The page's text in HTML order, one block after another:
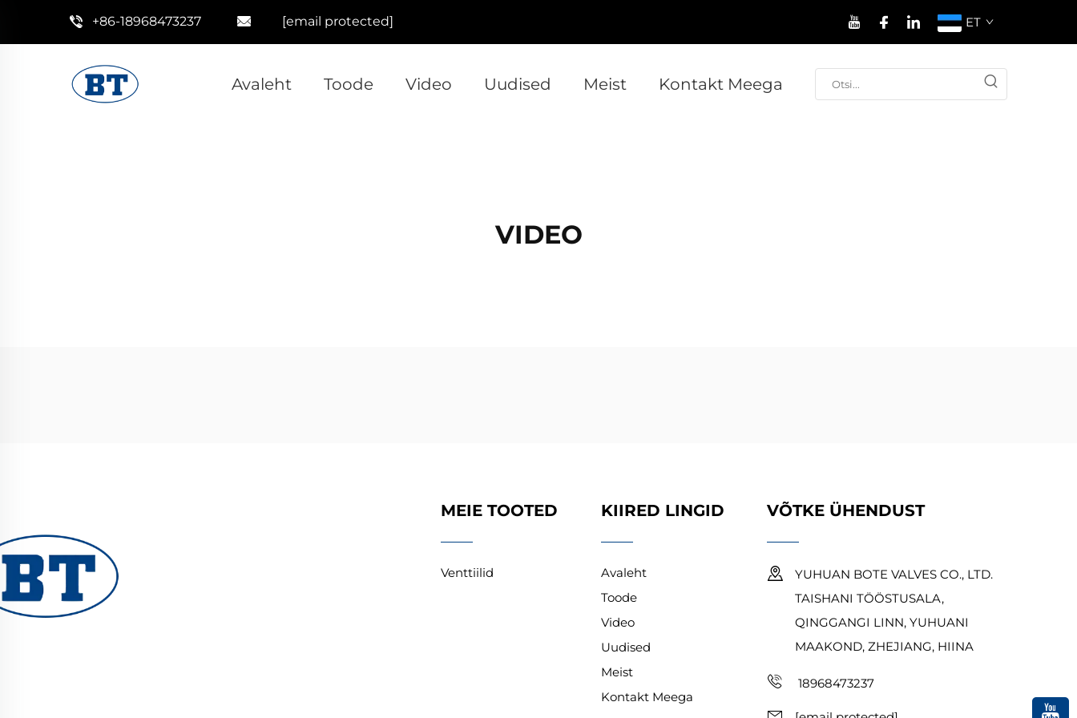
+86-18968473237 [email protected] ET
Avaleht Toode Video Uudised Meist Kontakt Meega
VIDEO
MEIE TOOTED
Venttiilid
KIIRED LINGID
Avaleht
Toode
Video
Uudised
Meist
Kontakt Meega
VÕTKE ÜHENDUST
YUHUAN BOTE VALVES CO., LTD.
TAISHANI TÖÖSTUSALA,
QINGGANGI LINN, YUHUANI
MAAKOND, ZHEJIANG, HIINA
18968473237